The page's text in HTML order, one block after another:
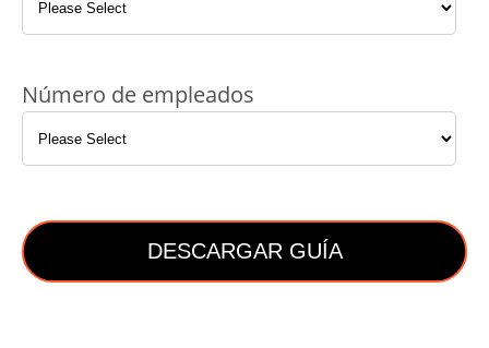
Número de empleados